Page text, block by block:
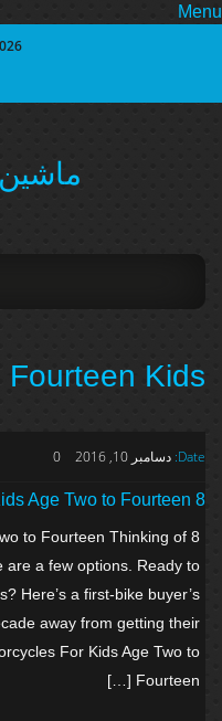
Fourteen Kids
Date: دسامبر 10, 2016 0
Two to Fourteen Thinking of
are a few options. Ready to
Here’s a first-bike buyer’s
away from getting their
For Kids Age Two to
Fourteen […]